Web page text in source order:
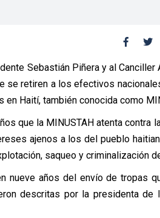
Sebastián Piñera y al
se retiren a los efectivos
Haití, también conocida como
que la MINUSTAH atenta contra
ajenos a los del pueblo
saqueo y criminalización
nueve años del envío de tropas
descritas por la presidenta de